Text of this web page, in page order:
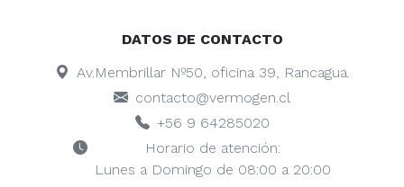
DATOS DE CONTACTO
Av.Membrillar Nº50, oficina 39, Rancagua.
contacto@vermogen.cl
+56 9 64285020
Horario de atención:
Lunes a Domingo de 08:00 a 20:00